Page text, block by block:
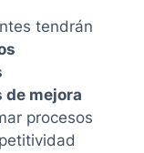
tendrán
de mejora
procesos